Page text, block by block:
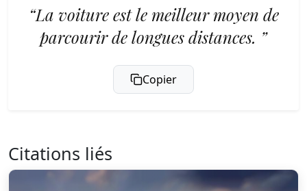
“La voiture est le meilleur moyen de
parcourir de longues distances. ”
Copier
Citations liés